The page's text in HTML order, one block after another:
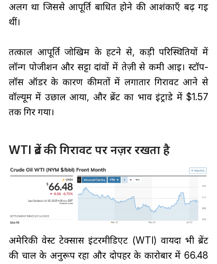
अलग था जिससे आपूर्ति बाधित होने की आशंकाएँ बढ़ गई
थीं।
तत्काल आपूर्ति जोखिम के हटने से, कड़ी परिस्थितियों में
लॉन्ग पोजीशन और सट्टा दांवों में तेज़ी से कमी आई। स्टॉप-
लॉस ऑर्डर के कारण कीमतों में लगातार गिरावट आने से
वॉल्यूम में उछाल आया, और ब्रेंट का भाव इंट्राडे में $1.57
तक गिर गया।
WTI ब्रेंट की गिरावट पर नज़र रखता है
अमेरिकी वेस्ट टेक्सास इंटरमीडिएट (WTI) वायदा भी ब्रेंट
की चाल के अनुरूप रहा और दोपहर के कारोबार में 66.48